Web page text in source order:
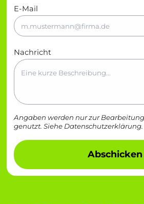
E-Mail
Nachricht
Angaben werden nur zur
genutzt. Siehe Datenschutzerklärung.
Abschicken